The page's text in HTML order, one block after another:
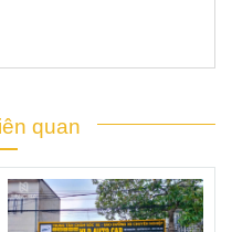
quan